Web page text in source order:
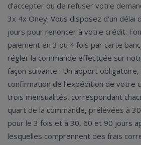
d’accepter ou de refuser votre
3x 4x Oney. Vous disposez d’un
jours pour renoncer à votre crédit.
paiement en 3 ou 4 fois par carte
régler la commande effectuée sur
façon suivante : Un apport
confirmation de l’expédition de votre
trois mensualités, correspondant
quart de la commande, prélevées à
pour le 3 fois et à 30, 60 et 90 jours
lesquelles comprennent des frais